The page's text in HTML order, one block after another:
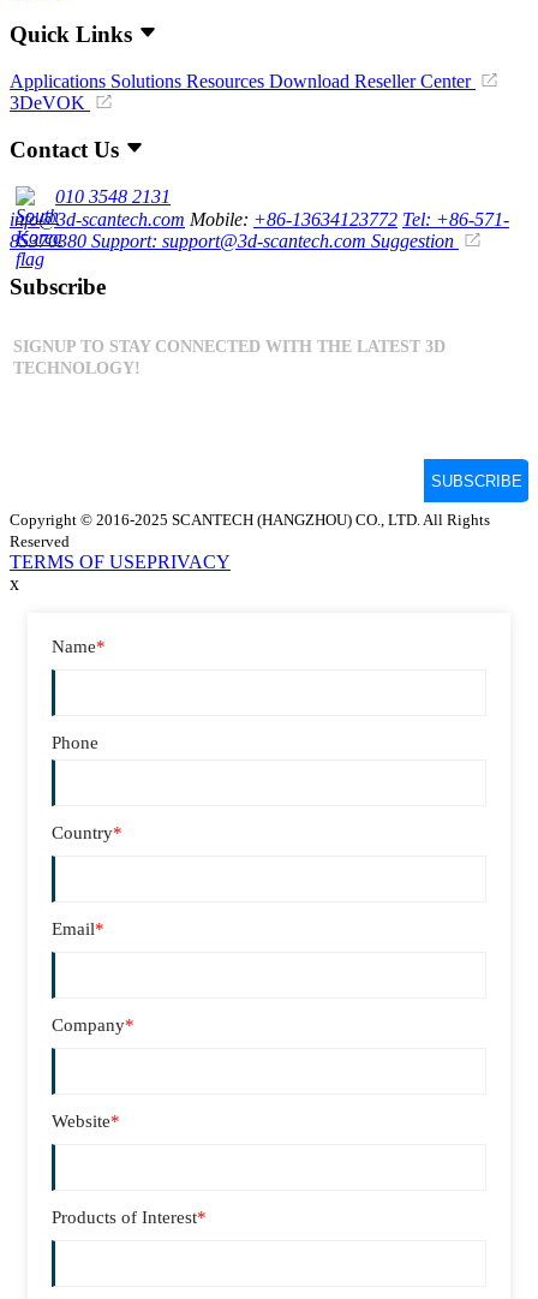
Quick Links
Applications Solutions Resources Download Reseller Center
3DeVOK
Contact Us
010 3548 2131
info@3d-scantech.com Mobile: +86-13634123772 Tel: +86-571-
85370380 Support: support@3d-scantech.com Suggestion
Subscribe
Copyright © 2016-2025 SCANTECH (HANGZHOU) CO., LTD. All Rights
Reserved
TERMS OF USEPRIVACY
x
Name*
Phone
Country*
Email*
Company*
Website*
Products of Interest*